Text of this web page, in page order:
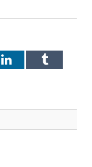
LinkedInTumblr